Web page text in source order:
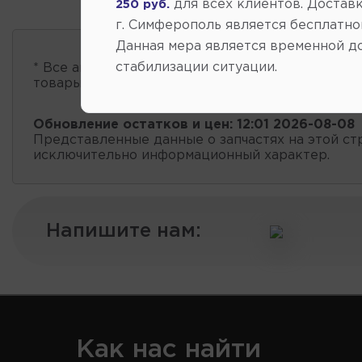
* Все автозапчастиесть в наличии , обновление
товары проходит несколько раз в сутки.
Обновление остатков и цен: 12:01 2026-08-08
Представленные данные о запчастях на этой
исключительно информационный характер.
Напишите нам:
Как нас найти
250 руб. для всех клиентов.
г. Симферополь является
Данная мера является временной
стабилизации ситуации.